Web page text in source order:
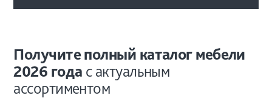
Получите полный каталогмебели
2026 года сактуальным
ассортиментом